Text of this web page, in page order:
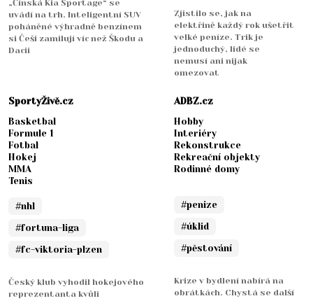
„Čínská Kia Sportage“ se
uvádí na trh. Inteligentní SUV
poháněné výhradně benzínem
si Češi zamilují víc než Škodu a
Dacii
Zjistilo se, jak na
elektřině každý rok ušetřit
velké peníze. Trik je
jednoduchý, lidé se
nemusí ani nijak
omezovat
SportyŽivě.cz
Basketbal
Formule 1
Fotbal
Hokej
MMA
Tenis
#nhl
#fortuna-liga
#fc-viktoria-plzen
Český klub vyhodil hokejového
reprezentanta kvůli
ADBZ.cz
Hobby
Interiéry
Rekonstrukce
Rekreační objekty
Rodinné domy
#penize
#úklid
#pěstování
Krize v bydlení nabírá na
obrátkách. Chystá se další